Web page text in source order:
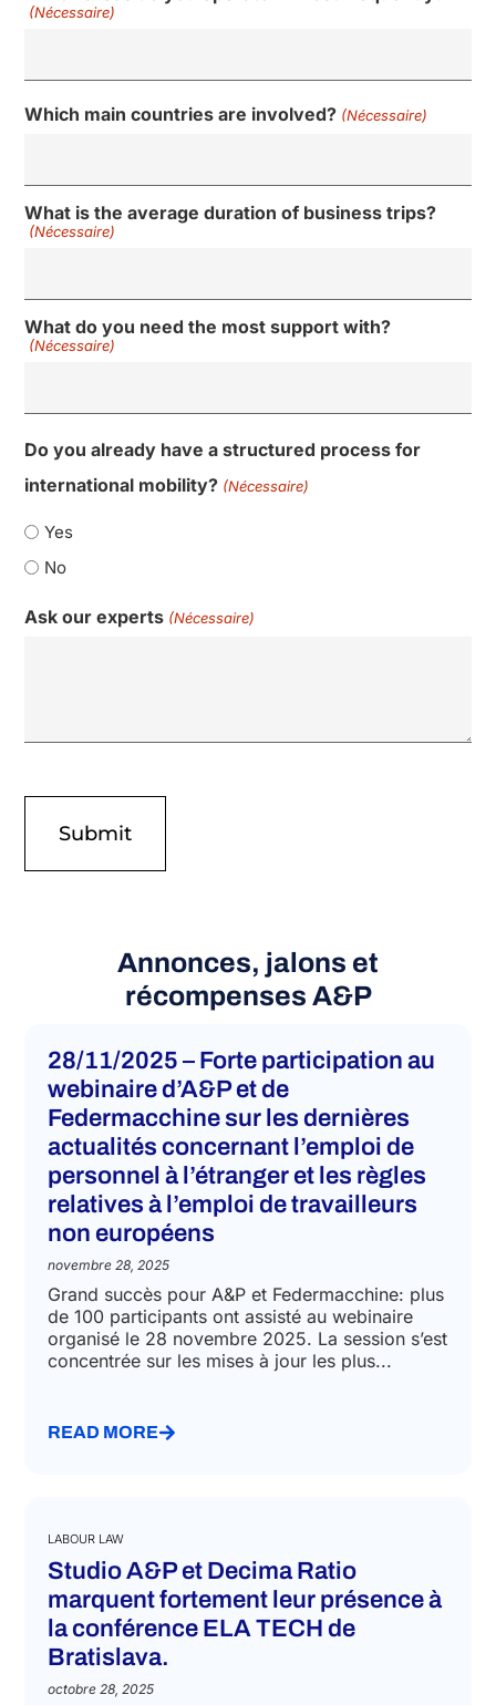
(Nécessaire)
Which main countries are involved? (Nécessaire)
What is the average duration of business trips?
(Nécessaire)
What do you need the most support with?
(Nécessaire)
Do you already have a structured process for
international mobility? (Nécessaire)
Yes
No
Ask our experts (Nécessaire)
Annonces, jalons et
récompenses A&P
28/11/2025 – Forte participation au
webinaire d’A&P et de
Federmacchine sur les dernières
actualités concernant l’emploi de
personnel à l’étranger et les règles
relatives à l’emploi de travailleurs
non européens
novembre 28, 2025
Grand succès pour A&P et Federmacchine: plus
de 100 participants ont assisté au webinaire
organisé le 28 novembre 2025. La session s’est
concentrée sur les mises à jour les plus...
READ MORE
LABOUR LAW
Studio A&P et Decima Ratio
marquent fortement leur présence à
la conférence ELA TECH de
Bratislava.
octobre 28, 2025